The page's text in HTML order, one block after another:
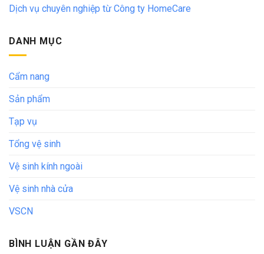
Dịch vụ chuyên nghiệp từ Công ty HomeCare
DANH MỤC
Cẩm nang
Sản phẩm
Tạp vụ
Tổng vệ sinh
Vệ sinh kính ngoài
Vệ sinh nhà cửa
VSCN
BÌNH LUẬN GẦN ĐÂY